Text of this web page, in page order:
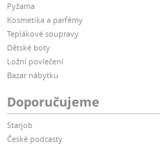
Pyžama
Kosmetika a parfémy
Teplákové soupravy
Dětské boty
Ložní povlečení
Bazar nábytku
Doporučujeme
Starjob
České podcasty